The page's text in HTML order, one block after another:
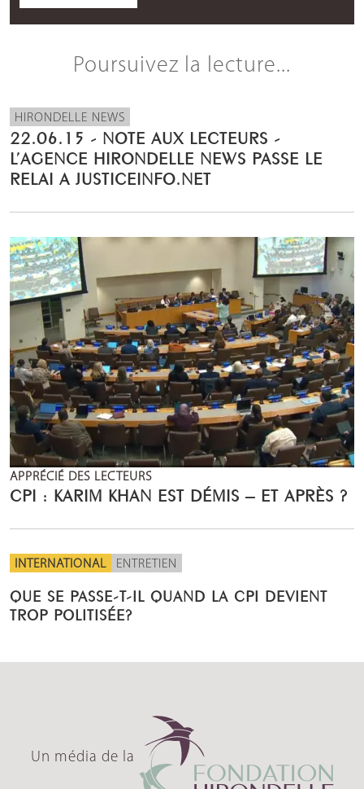
Poursuivez la lecture...
HIRONDELLE NEWS
22.06.15 - NOTE AUX LECTEURS -
L’AGENCE HIRONDELLE NEWS PASSE LE
RELAI A JUSTICEINFO.NET
APPRÉCIÉ DES LECTEURS
CPI : KARIM KHAN EST DÉMIS – ET APRÈS ?
INTERNATIONAL ENTRETIEN
QUE SE PASSE-T-IL QUAND LA CPI DEVIENT
TROP POLITISÉE?
Un média de la